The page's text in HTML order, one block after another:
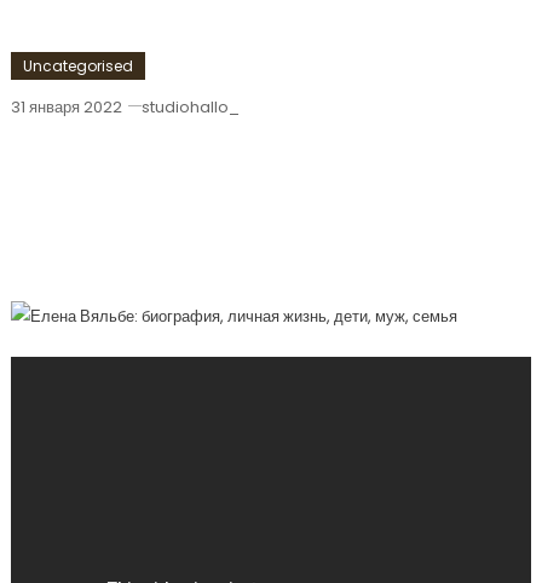
Uncategorised
31 января 2022 studiohallo_